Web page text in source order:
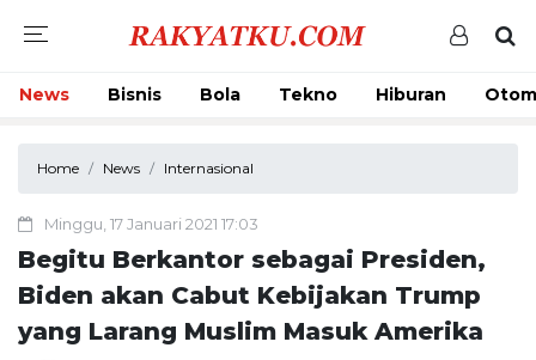
News Bisnis Bola Tekno Hiburan
Home News Internasional
Minggu, 17 Januari 2021 17:03
Begitu Berkantor sebagai Presiden,
Biden akan Cabut Kebijakan Trump
yang Larang Muslim Masuk Amerika